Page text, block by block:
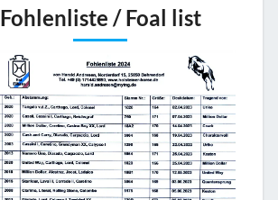
Fohlenliste / Foal list